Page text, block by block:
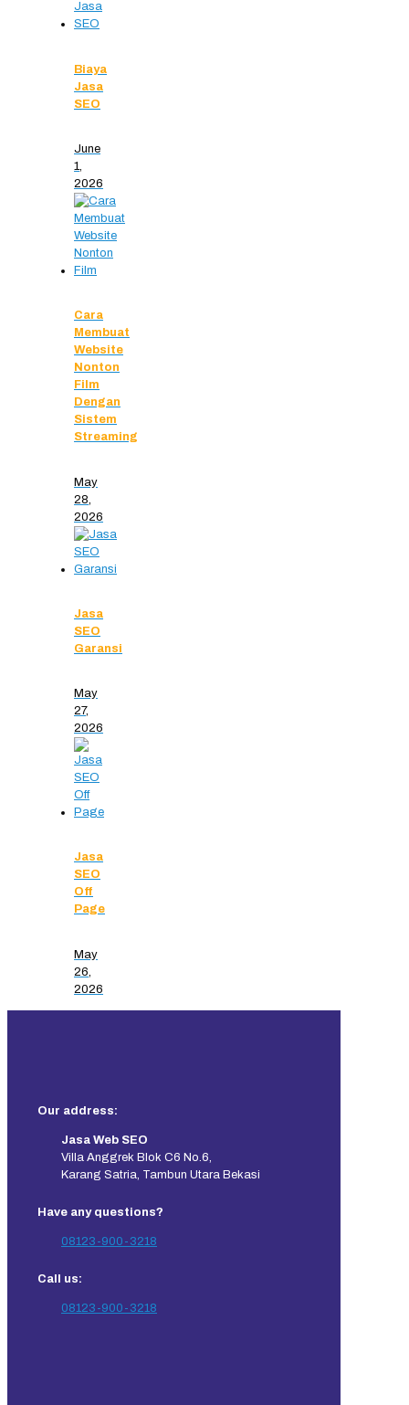
Biaya
Jasa
SEO
June
1,
2026
Cara
Membuat
Website
Nonton
Film
Dengan
Sistem
Streaming
May
28,
2026
Jasa
SEO
Garansi
May
27,
2026
Jasa
SEO
Off
Page
May
26,
2026
Our address:
Jasa Web SEO
Villa Anggrek Blok C6 No.6,
Karang Satria, Tambun Utara Bekasi
Have any questions?
08123-900-3218
Call us:
08123-900-3218